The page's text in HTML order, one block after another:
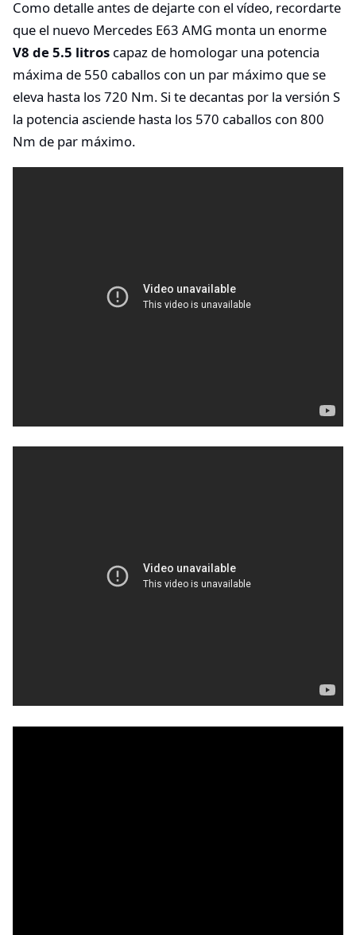
Como detalle antes de dejarte con el vídeo, recordarte
que el nuevo Mercedes E63 AMG monta un enorme
V8 de 5.5 litros capaz de homologar una potencia
máxima de 550 caballos con un par máximo que se
eleva hasta los 720 Nm. Si te decantas por la versión S
la potencia asciende hasta los 570 caballos con 800
Nm de par máximo.